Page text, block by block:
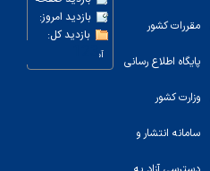
مقررات کشور
پایگاه اطلاع رسانی
وزارت کشور
سامانه انتشار و